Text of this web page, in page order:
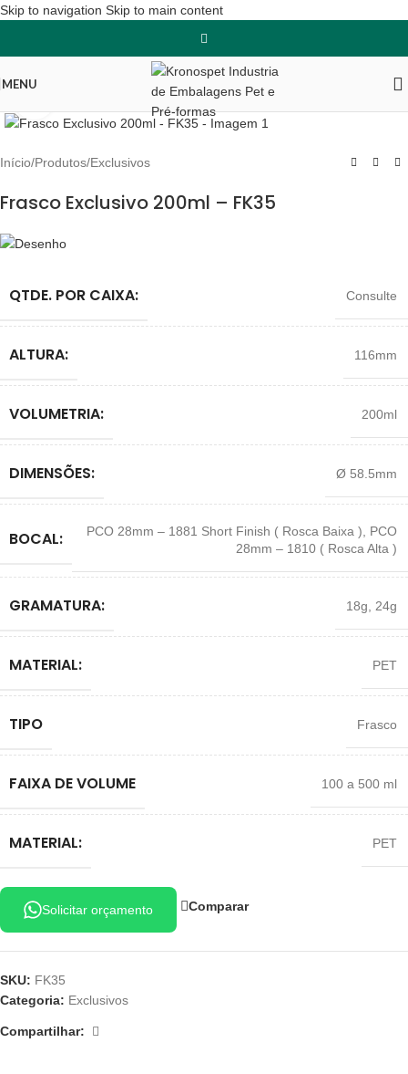
Skip to navigation Skip to main content
MENU
Clique para ampliar
Início/Produtos/Exclusivos
Frasco Exclusivo 200ml – FK35
QTDE. POR CAIXA: Consulte
ALTURA: 116mm
VOLUMETRIA: 200ml
DIMENSÕES: Ø 58.5mm
BOCAL: PCO 28mm – 1881 Short Finish ( Rosca Baixa )
PCO
28mm – 1810 ( Rosca Alta )
GRAMATURA: 18g 24g
MATERIAL: PET
TIPO Frasco
FAIXA DE VOLUME 100 a 500 ml
MATERIAL: PET
Solicitar orçamento Comparar
SKU: FK35
Categoria: Exclusivos
Compartilhar: